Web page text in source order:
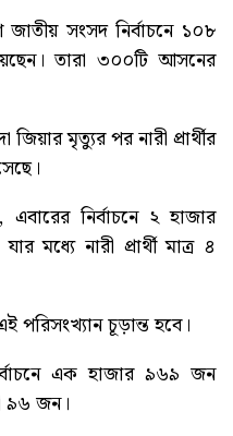
সংসদ নির্বাচনে ১০৮
তারা ৩০০টি আসনের
মৃত্যুর পর নারী প্রার্থীর
নির্বাচনে ২ হাজার
মধ্যে নারী প্রার্থী মাত্র ৪
পরিসংখ্যান চূড়ান্ত হবে।
এক হাজার ৯৬৯ জন
৯৬ জন।